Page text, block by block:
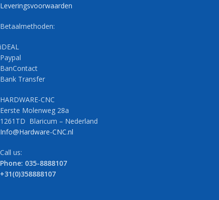
Leveringsvoorwaarden
Betaalmethoden:
iDEAL
Paypal
BanContact
Bank Transfer
HARDWARE-CNC
Eerste Molenweg 28a
1261TD Blaricum – Nederland
Info@Hardware-CNC.nl
Call us:
Phone: 035-8888107
+31(0)358888107